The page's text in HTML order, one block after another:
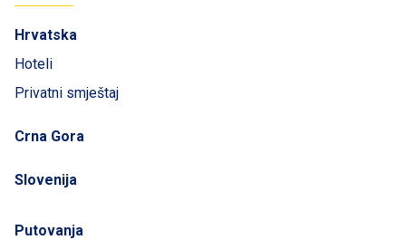
Hrvatska
Hoteli
Privatni smještaj
Crna Gora
Slovenija
Putovanja